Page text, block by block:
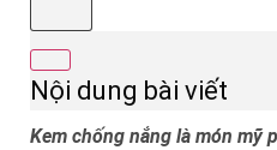
Nội dung bài viết
Kem chống nắng là món mỹ